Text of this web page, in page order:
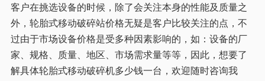
客户在挑选设备的时候，除了会关注本身的性能及质量之
外，轮胎式移动破碎站价格无疑是客户比较关注的点，不
过由于市场设备价格是受多种因素影响的，如：设备的厂
家、规格、质量、地区、市场需求量等等，因此，想要了
解具体轮胎式移动破碎机多少钱一台，欢迎随时咨询我